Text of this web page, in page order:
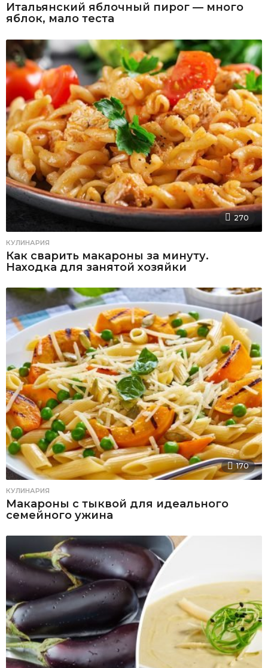
Итальянский яблочный пирог — много
яблок, мало теста
270
КУЛИНАРИЯ
Как сварить макароны за минуту.
Находка для занятой хозяйки
170
КУЛИНАРИЯ
Макароны с тыквой для идеального
семейного ужина